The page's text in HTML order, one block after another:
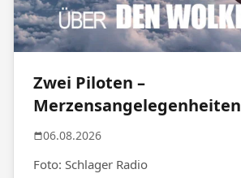
Zwei Piloten –
Merzensangelegenheiten
06.08.2026
Foto: Schlager Radio